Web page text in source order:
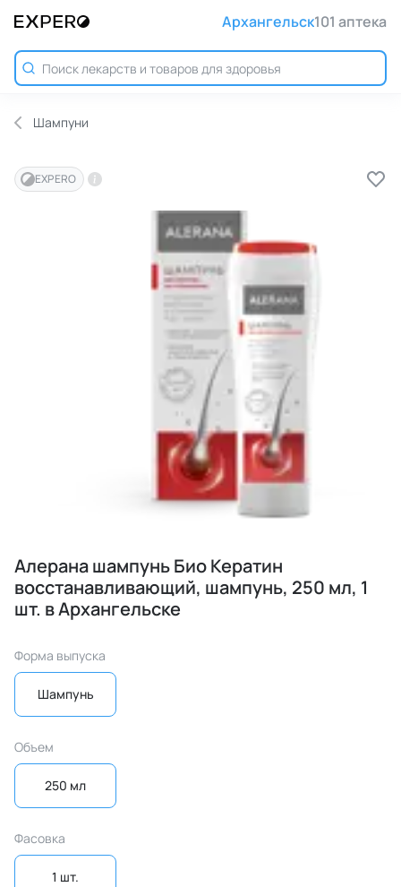
Архангельск101 аптека
Шампуни
EXPERO
Алерана шампунь Био Кератин
восстанавливающий, шампунь, 250 мл, 1
шт. в Архангельске
Форма выпуска
Шампунь
Объем
250 мл
Фасовка
1 шт.